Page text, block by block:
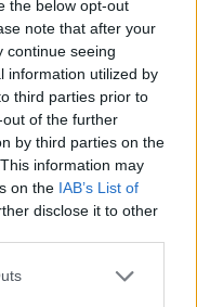
the below opt-out
note that after your
continue seeing
information utilized by
third parties prior to
of the further
by third parties on the
information may
on the IAB’s List of
disclose it to other